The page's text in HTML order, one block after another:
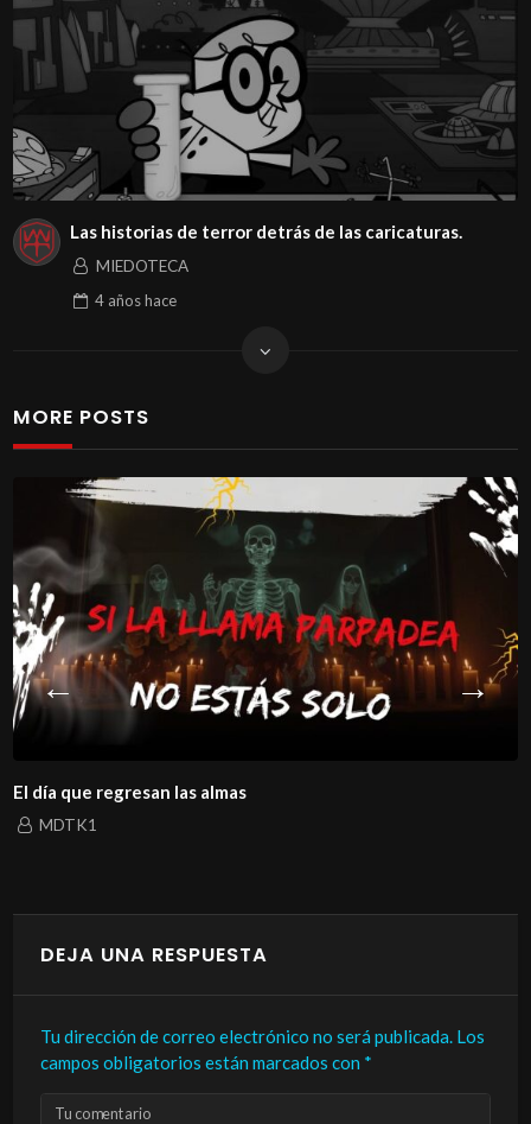
Las historias de terror detrás de las caricaturas.
MIEDOTECA
4 añoshace
MORE POSTS
El día que regresan las almas
MDTK1
DEJA UNA RESPUESTA
Tu dirección de correo electrónico no será publicada. Los
campos obligatorios están marcados con *
Tu comentario